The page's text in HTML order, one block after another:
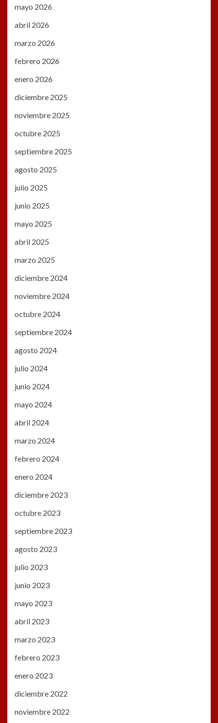
mayo 2026
abril 2026
marzo 2026
febrero 2026
enero 2026
diciembre 2025
noviembre 2025
octubre 2025
septiembre 2025
agosto 2025
julio 2025
junio 2025
mayo 2025
abril 2025
marzo 2025
diciembre 2024
noviembre 2024
octubre 2024
septiembre 2024
agosto 2024
julio 2024
junio 2024
mayo 2024
abril 2024
marzo 2024
febrero 2024
enero 2024
diciembre 2023
octubre 2023
septiembre 2023
agosto 2023
julio 2023
junio 2023
mayo 2023
abril 2023
marzo 2023
febrero 2023
enero 2023
diciembre 2022
noviembre 2022